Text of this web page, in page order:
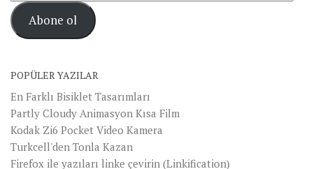
posta
AdresiAbone ol
POPÜLER YAZILAR
En Farklı Bisiklet Tasarımları
Partly Cloudy Animasyon Kısa Film
Kodak Zi6 Pocket Video Kamera
Turkcell'den Tonla Kazan
Firefox ile yazıları linke çevirin (Linkification)